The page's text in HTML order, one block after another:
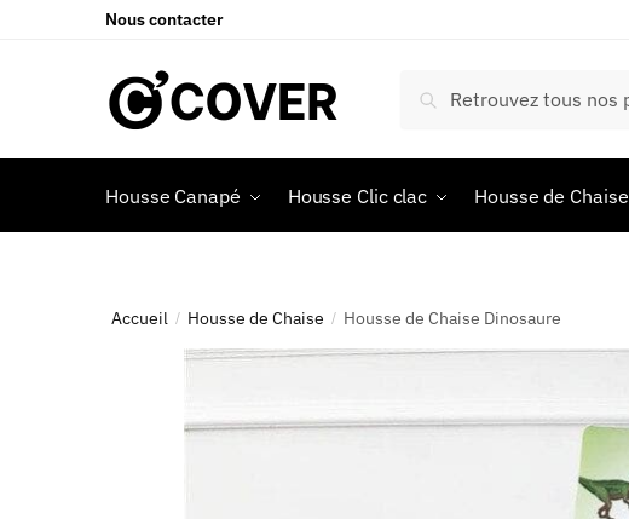
Nous contacter
Recherche
Housse Canapé Housse Clic clac Housse de Chaise
Accueil / Housse de Chaise / Housse de Chaise Dinosaure